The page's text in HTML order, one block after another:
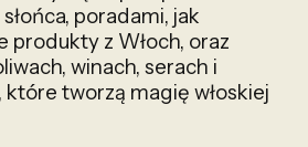
poradami, jak
produkty z Włoch, oraz
winach, serach i
tworzą magię włoskiej